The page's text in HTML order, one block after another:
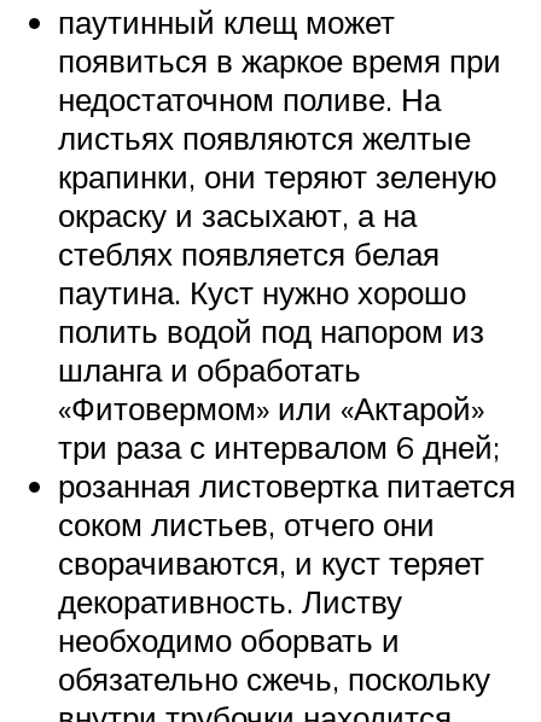
паутинный клещ может
появиться в жаркое время при
недостаточном поливе. На
листьях появляются желтые
крапинки, они теряют зеленую
окраску и засыхают, а на
стеблях появляется белая
паутина. Куст нужно хорошо
полить водой под напором из
шланга и обработать
«Фитовермом» или «Актарой»
три раза с интервалом 6 дней;
розанная листовертка питается
соком листьев, отчего они
сворачиваются, и куст теряет
декоративность. Листву
необходимо оборвать и
обязательно сжечь, поскольку